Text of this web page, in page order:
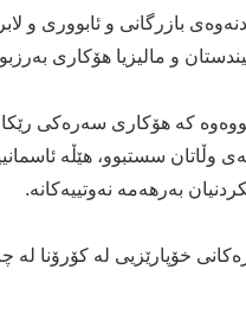
بازرگانی و ئابووری و
و مالیزیا هۆکاری
نیسان، خواست بۆ نەوت بە نزیکەی 30٪ کەمبووەوە کە
سستبوو، هێڵە
بەرهەمە نەوتییەکانە.